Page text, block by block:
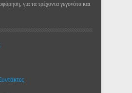
για τα τρέχοντα γεγονότα και